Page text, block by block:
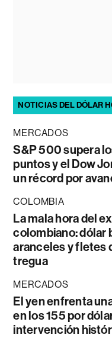
NOTICIAS DEL DÓLAR
MERCADOS
S&P 500 supera
puntos y el Dow
un récord por
COLOMBIA
La mala hora del
colombiano: dólar
aranceles y fletes
tregua
MERCADOS
El yen enfrenta
en los 155 por
intervención